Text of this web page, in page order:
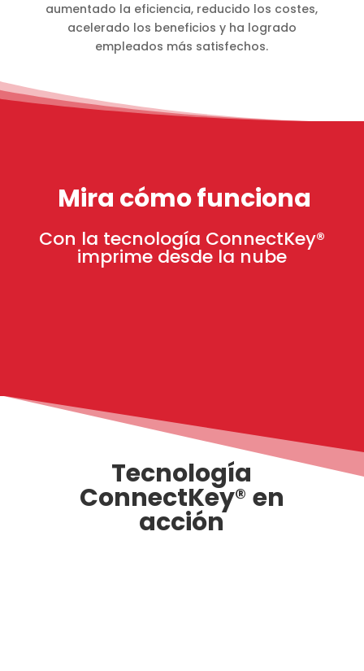
aumentado la eficiencia, reducido los costes,
acelerado los beneficios y ha logrado
empleados más satisfechos.
Mira cómo funciona
Con la tecnología ConnectKey®
imprime desde la nube
Tecnología
ConnectKey® en
acción